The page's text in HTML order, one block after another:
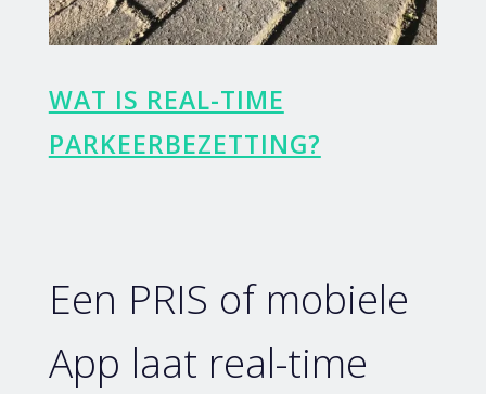
WAT IS REAL-TIME
PARKEERBEZETTING?
Een PRIS of mobiele
App laat real-time